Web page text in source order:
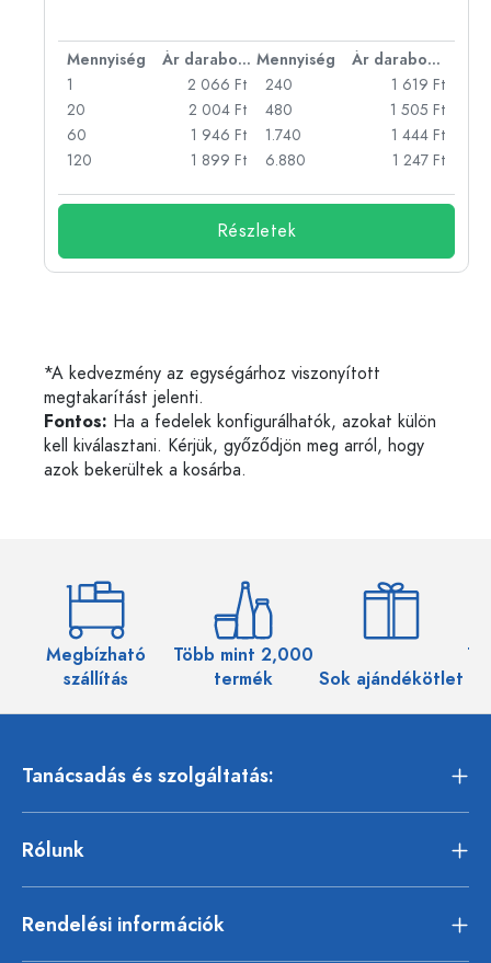
Mennyiség Ár darabonként Mennyiség
Ár darabonként
1
2 066 Ft
20
2 004 Ft
60
1 946 Ft
120
1 899 Ft
240
1 619 Ft
480
1 505 Ft
1.740
1 444 Ft
6.880
1 247 Ft
Részletek
*A kedvezmény az egységárhoz viszonyított
megtakarítást jelenti.
Fontos: Ha a fedelek konfigurálhatók, azokat külön
kell kiválasztani. Kérjük, győződjön meg arról, hogy
azok bekerültek a kosárba.
Megbízható
szállítás
Több mint 2,000
termék
Sok ajándékötlet
Tanácsadás és szolgáltatás:
Rólunk
Rendelési információk